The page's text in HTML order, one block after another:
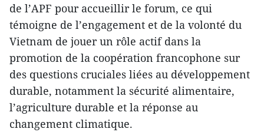
de l’APF pour accueillir le forum, ce qui
témoigne de l’engagement et de la volonté du
Vietnam de jouer un rôle actif dans la
promotion de la coopération francophone sur
des questions cruciales liées au développement
durable, notamment la sécurité alimentaire,
l’agriculture durable et la réponse au
changement climatique.